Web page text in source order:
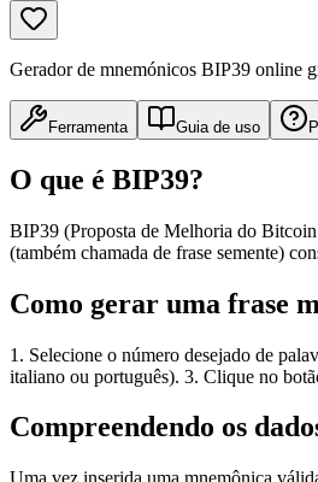
Gerador de mnemónicos BIP39 online
Ferramenta Guia de uso
O que é BIP39?
BIP39 (Proposta de Melhoria do Bitcoin
(também chamada de frase semente)
Como gerar uma frase
1. Selecione o número desejado de
italiano ou português). 3. Clique no
Compreendendo os